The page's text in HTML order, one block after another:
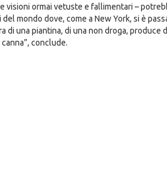
visioni ormai vetuste e fallimentari –
mondo dove, come a New York, si è
di una piantina, di una non droga,
conclude.